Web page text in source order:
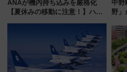
ANAが機内持ち込みを厳格化
【夏休みの移動に注意！】ハン
(40×30×20cm)おさらい
中野
野」
注